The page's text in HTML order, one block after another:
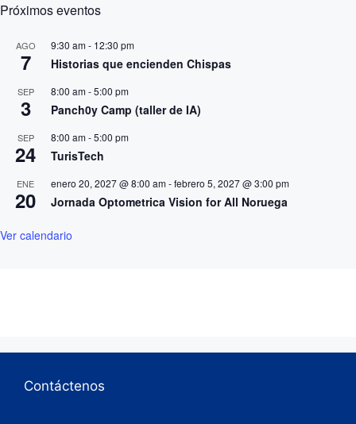
Próximos eventos
AGO
7
9:30 am- 12:30 pm
Historias que encienden Chispas
SEP
3
8:00 am-5:00 pm
Panch0y Camp (taller de IA)
SEP
24
8:00 am-5:00 pm
TurisTech
ENE
20
enero 20, 2027 @ 8:00 am-febrero 5, 2027 @ 3:00 pm
Jornada Optometrica Vision for All Noruega
Ver calendario
Contáctenos